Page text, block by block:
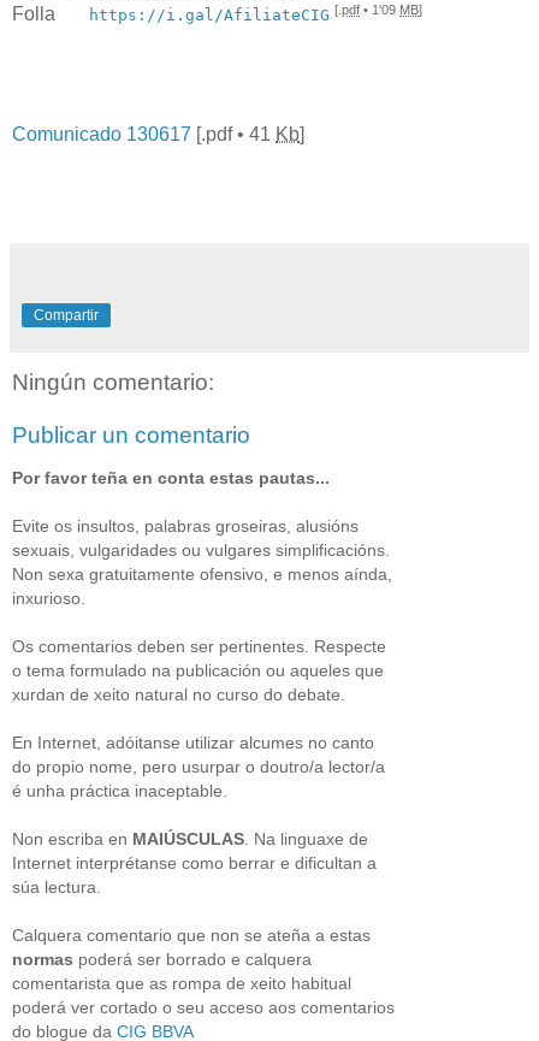
Folla https://i.gal/AfiliateCIG [. pdf • 1'09 MB]
Comunicado 130617 [.pdf• 41 Kb]
Compartir
Ningún comentario:
Publicar un comentario
Por favor teña en conta estas pautas...
Evite os insultos, palabras groseiras, alusións
sexuais, vulgaridades ou vulgares simplificacións.
Non sexa gratuitamente ofensivo, e menos aínda,
inxurioso.
Os comentarios deben ser pertinentes. Respecte
o tema formulado na publicación ou aqueles que
xurdan de xeito natural no curso do debate.
En Internet, adóitanse utilizar alcumes no canto
do propio nome, pero usurpar o doutro/a lector/a
é unha práctica inaceptable.
Non escriba en MAIÚSCULAS . Na linguaxe de
Internet interprétanse como berrar e dificultan a
súa lectura.
Calquera comentario que non se ateña a estas
normas poderá ser borrado e calquera
comentarista que as rompa de xeito habitual
poderá ver cortado o seu acceso aos comentarios
do blogue da CIG BBVA